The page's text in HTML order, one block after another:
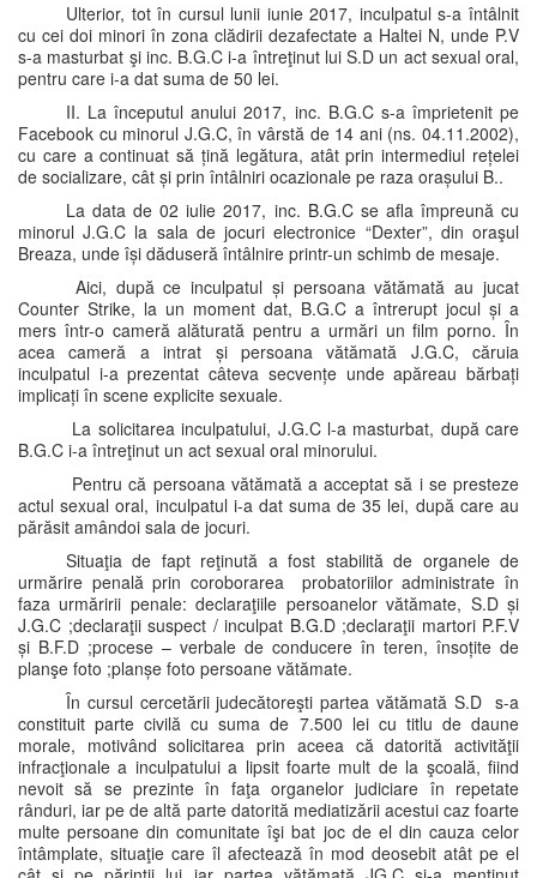
Ulterior, tot în cursul lunii iunie 2017, inculpatul s-a întâlnit
cu cei doi minori în zona clădirii dezafectate a Haltei N, unde P.V
s-a masturbat şi inc. B.G.C i-a întreţinut lui S.D un act sexual oral,
pentru care i-a dat suma de 50 lei.
II. La începutul anului 2017, inc. B.G.C s-a împrietenit pe
Facebook cu minorul J.G.C, în vârstă de 14 ani (ns. 04.11.2002),
cu care a continuat să țină legătura, atât prin intermediul rețelei
de socializare, cât și prin întâlniri ocazionale pe raza orașului B..
La data de 02 iulie 2017, inc. B.G.C se afla împreună cu
minorul J.G.C la sala de jocuri electronice “Dexter”, din oraşul
Breaza, unde își dăduseră întâlnire printr-un schimb de mesaje.
Aici, după ce inculpatul și persoana vătămată au jucat
Counter Strike, la un moment dat, B.G.C a întrerupt jocul și a
mers într-o cameră alăturată pentru a urmări un film porno. În
acea cameră a intrat și persoana vătămată J.G.C, căruia
inculpatul i-a prezentat câteva secvențe unde apăreau bărbați
implicați în scene explicite sexuale.
La solicitarea inculpatului, J.G.C l-a masturbat, după care
B.G.C i-a întreţinut un act sexual oral minorului.
Pentru că persoana vătămată a acceptat să i se presteze
actul sexual oral, inculpatul i-a dat suma de 35 lei, după care au
părăsit amândoi sala de jocuri.
Situaţia de fapt reţinută a fost stabilită de organele de
urmărire penală prin coroborarea probatoriilor administrate în
faza urmăririi penale: declaraţiile persoanelor vătămate, S.D și
J.G.C ;declaraţii suspect / inculpat B.G.D ;declaraţii martori P.F.V
și B.F.D ;procese – verbale de conducere în teren, însoțite de
planşe foto ;planșe foto persoane vătămate.
În cursul cercetării judecătoreşti partea vătămată S.D s-a
constituit parte civilă cu suma de 7.500 lei cu titlu de daune
morale, motivând solicitarea prin aceea că datorită activităţii
infracţionale a inculpatului a lipsit foarte mult de la şcoală, fiind
nevoit să se prezinte în faţa organelor judiciare în repetate
rânduri, iar pe de altă parte datorită mediatizării acestui caz foarte
multe persoane din comunitate îşi bat joc de el din cauza celor
întâmplate, situaţie care îl afectează în mod deosebit atât pe el